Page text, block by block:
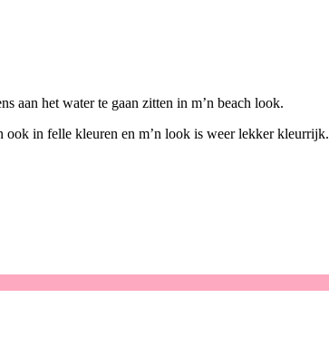
aan het water te gaan zitten in m’n beach look.
ook in felle kleuren en m’n look is weer lekker kleurrijk.